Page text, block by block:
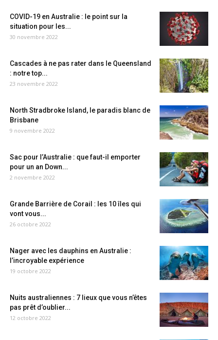
COVID-19 en Australie : le point sur la
situation pour les...
30 novembre 2022
Cascades à ne pas rater dans le Queensland
: notre top...
23 novembre 2022
North Stradbroke Island, le paradis blanc de
Brisbane
9 novembre 2022
Sac pour l’Australie : que faut-il emporter
pour un an Down...
2 novembre 2022
Grande Barrière de Corail : les 10 îles qui
vont vous...
26 octobre 2022
Nager avec les dauphins en Australie :
l’incroyable expérience
19 octobre 2022
Nuits australiennes : 7 lieux que vous n’êtes
pas prêt d’oublier...
12 octobre 2022